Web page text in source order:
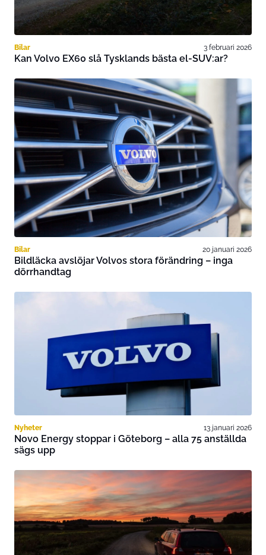
Bilar 3 februari 2026
Kan Volvo EX60 slå Tysklands bästa el-SUV:ar?
Bilar 20 januari 2026
Bildläcka avslöjar Volvos stora förändring – inga
dörrhandtag
Nyheter 13 januari 2026
Novo Energy stoppar i Göteborg – alla 75 anställda
sägs upp